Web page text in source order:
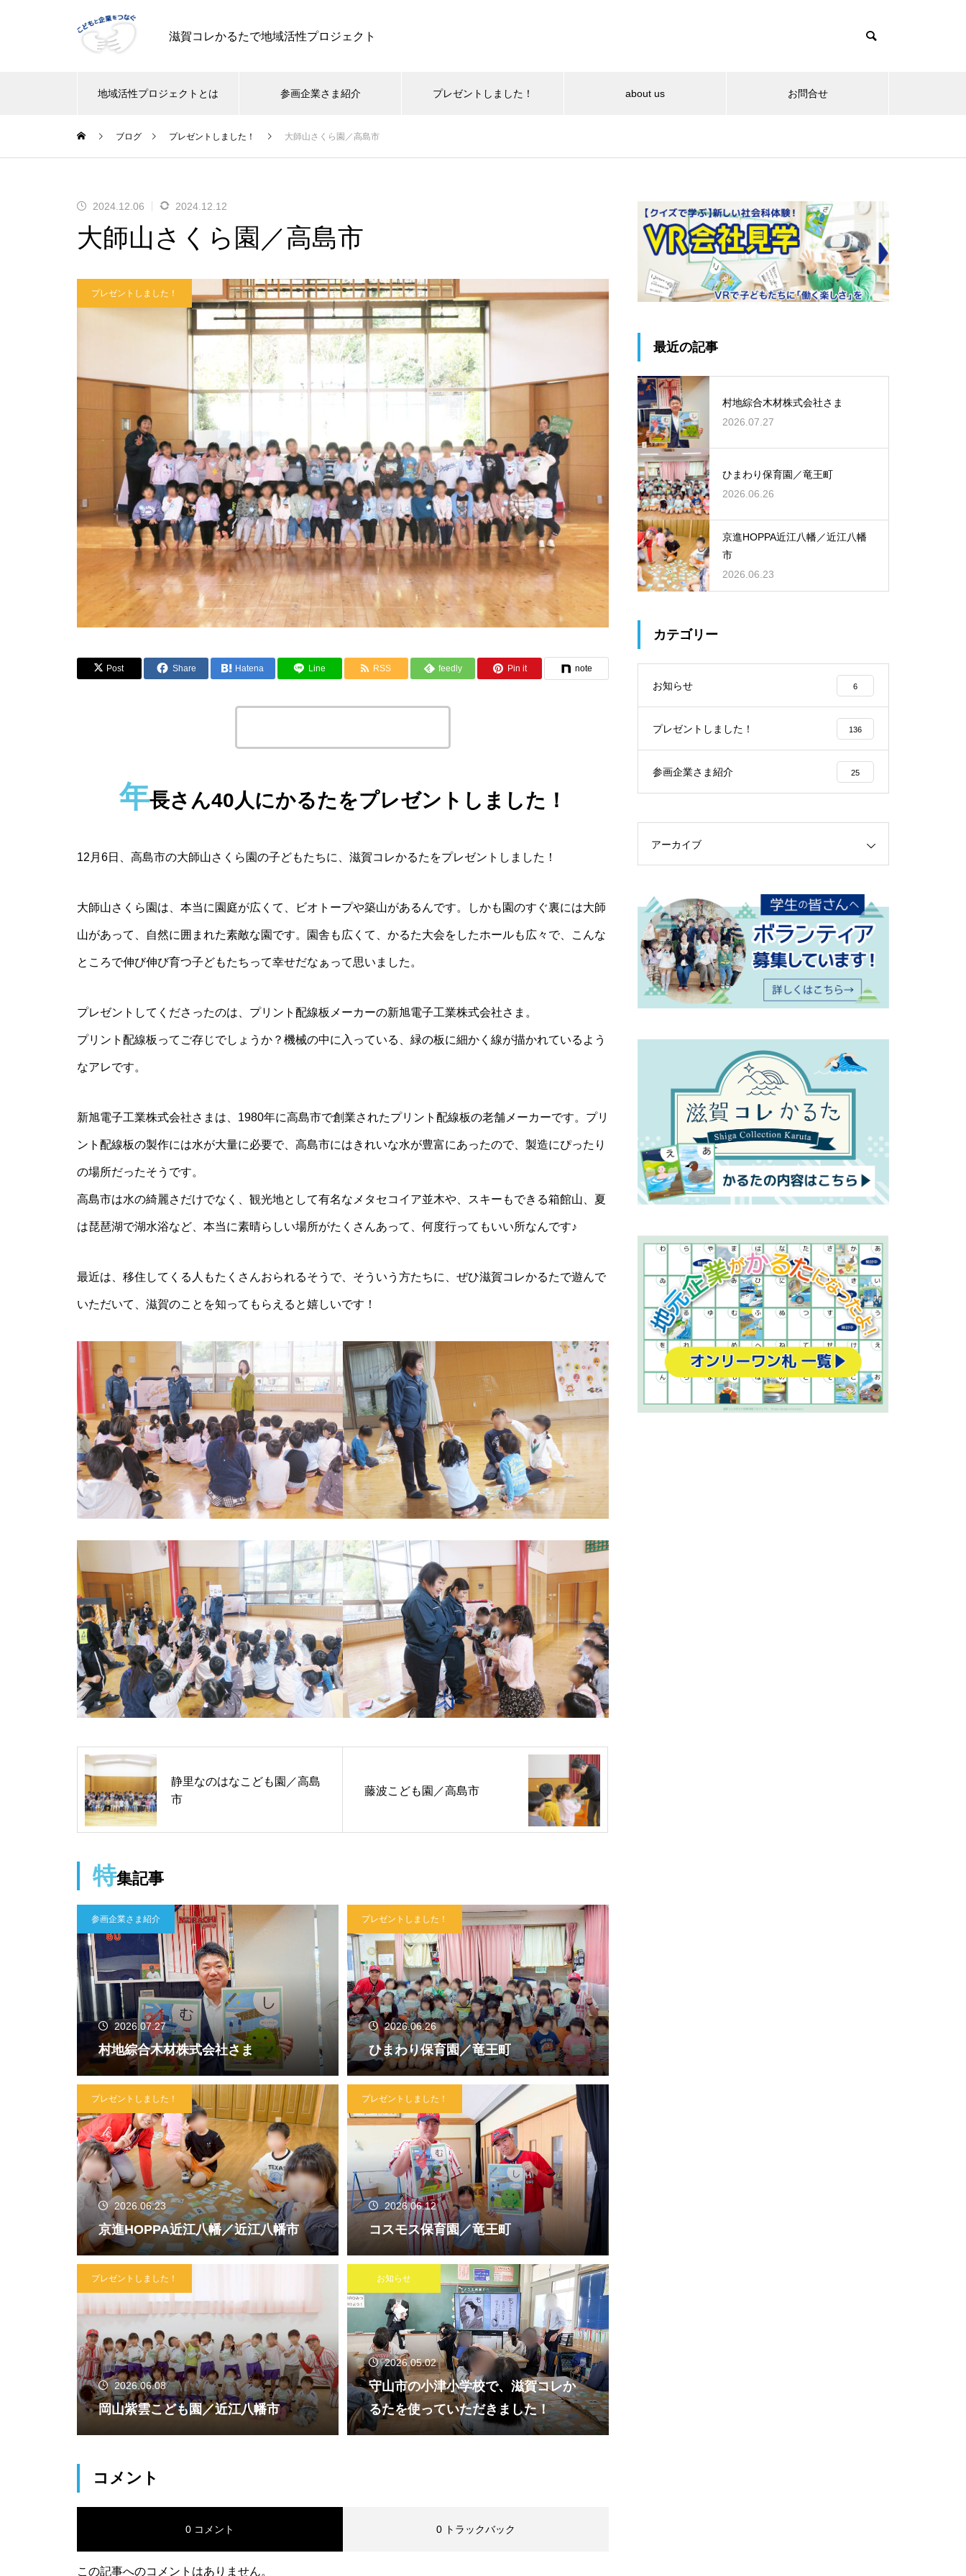
滋賀コレかるたで地域活性プロジェクト
地域活性プロジェクトとは 参画企業さま紹介 プレゼントしました！ about us お問合せ
ブログ プレゼントしました！ 大師山さくら園／高島市
2024.12.06 2024.12.12
大師山さくら園／高島市
プレゼントしました！
Post Share Hatena Line RSS feedly Pin it note
年長さん40人にかるたをプレゼントしました！
12月6日、高島市の大師山さくら園の子どもたちに、滋賀コレかるたをプレゼントしました！
大師山さくら園は、本当に園庭が広くて、ビオトープや築山があるんです。しかも園のすぐ裏には大師
山があって、自然に囲まれた素敵な園です。園舎も広くて、かるた大会をしたホールも広々で、こんな
ところで伸び伸び育つ子どもたちって幸せだなぁって思いました。
プレゼントしてくださったのは、プリント配線板メーカーの新旭電子工業株式会社さま。
プリント配線板ってご存じでしょうか？機械の中に入っている、緑の板に細かく線が描かれているよう
なアレです。
新旭電子工業株式会社さまは、1980年に高島市で創業されたプリント配線板の老舗メーカーです。プリ
ント配線板の製作には水が大量に必要で、高島市にはきれいな水が豊富にあったので、製造にぴったり
の場所だったそうです。
高島市は水の綺麗さだけでなく、観光地として有名なメタセコイア並木や、スキーもできる箱館山、夏
は琵琶湖で湖水浴など、本当に素晴らしい場所がたくさんあって、何度行ってもいい所なんです♪
最近は、移住してくる人もたくさんおられるそうで、そういう方たちに、ぜひ滋賀コレかるたで遊んで
いただいて、滋賀のことを知ってもらえると嬉しいです！
静里なのはなこども園／高島
市
藤波こども園／高島市
特集記事
参画企業さま紹介
2026.07.27
村地綜合木材株式会社さま
プレゼントしました！
2026.06.26
ひまわり保育園／竜王町
プレゼントしました！
2026.06.23
京進HOPPA近江八幡／近江八幡市
プレゼントしました！
2026.06.12
コスモス保育園／竜王町
プレゼントしました！
2026.06.08
岡山紫雲こども園／近江八幡市
お知らせ
2026.05.02
守山市の小津小学校で、滋賀コレか
るたを使っていただきました！
コメント
0 コメント 0 トラックバック
この記事へのコメントはありません。
最近の記事
村地綜合木材株式会社さま
2026.07.27
ひまわり保育園／竜王町
2026.06.26
京進HOPPA近江八幡／近江八幡
市
2026.06.23
カテゴリー
お知らせ 6
プレゼントしました！ 136
参画企業さま紹介 25
アーカイブ